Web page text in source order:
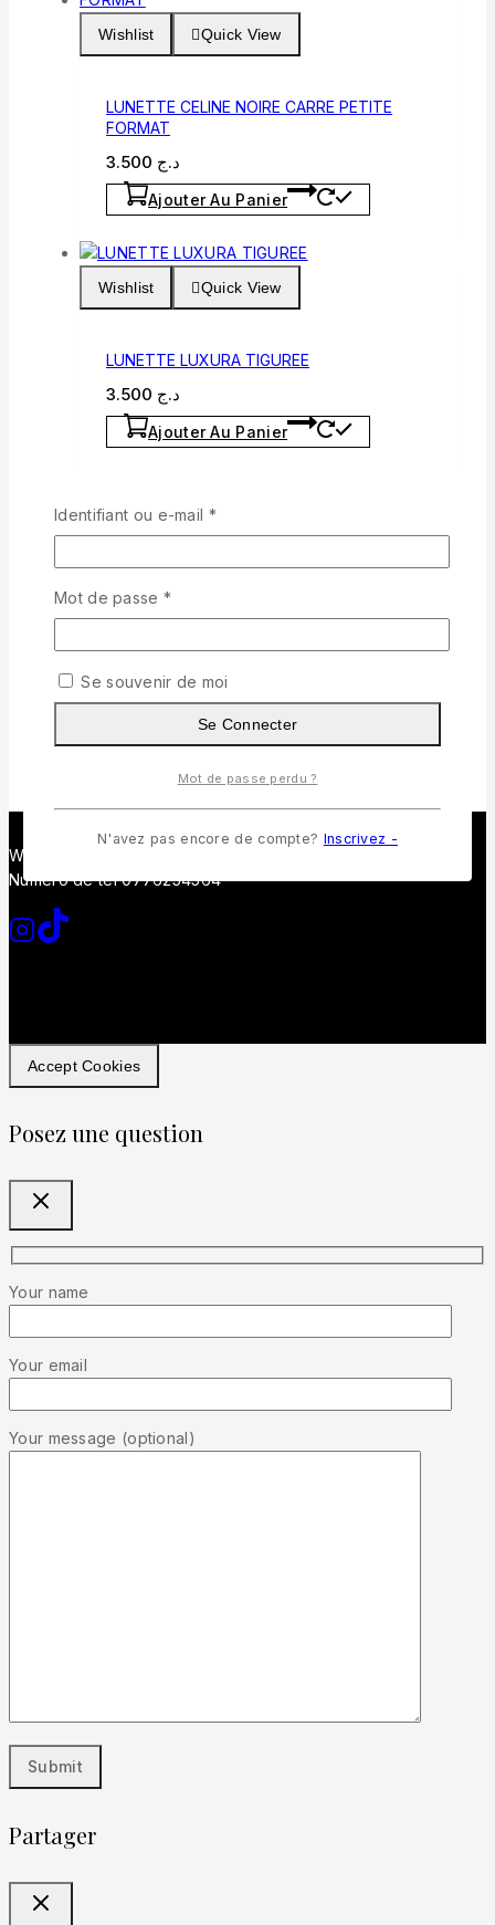
Wishlist Quick View
LUNETTE CELINE NOIRE CARRE PETITE
FORMAT
د.ج
Ajouter Au Panier
Wishlist Quick View
LUNETTE LUXURA TIGUREE
د.ج
Ajouter Au Panier
LUNETTE DIOR A CARRO CARRE GRAND
د.ج
Ajouter Au Panier
Whatssap 0541690080
Numero de tel 0776254564
Accept Cookies
Posez une question
Your name
Your email
Your message (optional)
Partager
Identifiant ou e-mail *Obligatoire
Mot de passe *
Se souvenir de moi
Se Connecter
Mot de passe perdu ?
N'avez pas encore de compte? Inscrivez -